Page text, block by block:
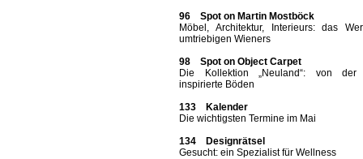
96 Spot on Martin Mostböck
Möbel, Architektur, Interieurs: das
umtriebigen Wieners
98 Spot on Object Carpet
Die Kollektion „Neuland“: von der
inspirierte Böden
133 Kalender
Die wichtigsten Termine im Mai
134 Designrätsel
Gesucht: ein Spezialist für Wellness